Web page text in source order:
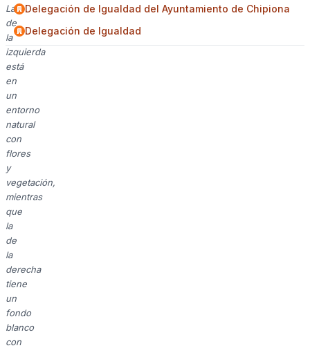
La
de
la
izquierda
está
en
un
entorno
natural
con
flores
y
vegetación,
mientras
que
la
de
la
derecha
tiene
un
fondo
blanco
con
Delegación de Igualdad del Ayuntamiento de Chipiona
Delegación de Igualdad